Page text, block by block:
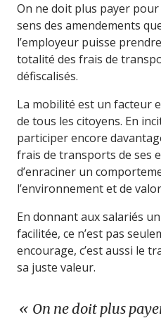
On ne doit plus payer pour
sens des amendements
l’employeur puisse
totalité des frais de
défiscalisés.
La mobilité est un facteur
de tous les citoyens. En
participer encore
frais de transports de ses
d’enraciner un
l’environnement et de
En donnant aux salariés
facilitée, ce n’est pas
encourage, c’est aussi le
sa juste valeur.
On ne doit plus